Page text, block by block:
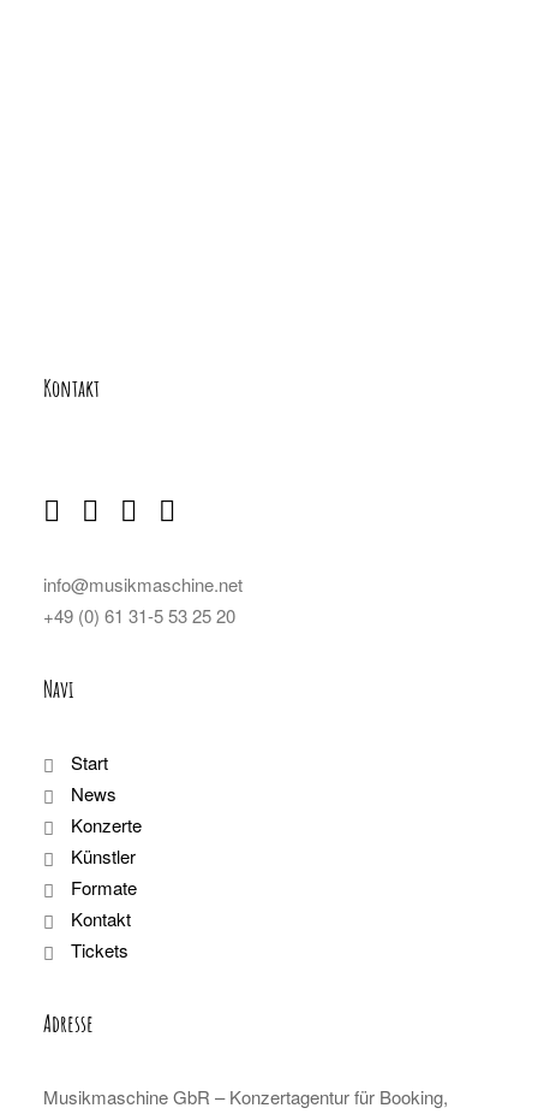
Kontakt
info@musikmaschine.net
+49 (0) 61 31-5 53 25 20
Navi
Start
News
Konzerte
Künstler
Formate
Kontakt
Tickets
Adresse
Musikmaschine GbR – Konzertagentur für Booking,